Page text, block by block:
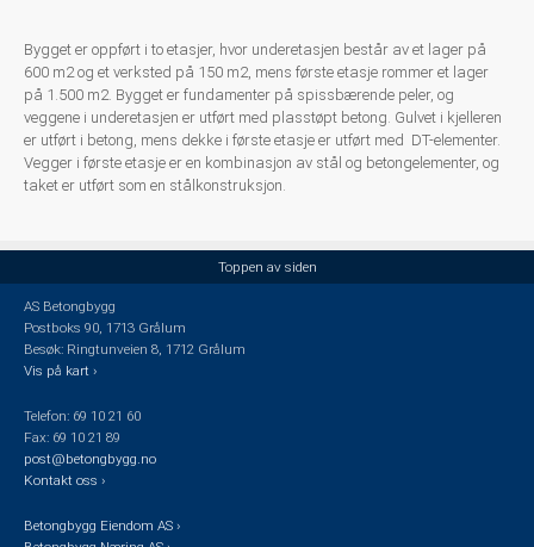
Bygget er oppført i to etasjer, hvor underetasjen består av et lager på
600 m2 og et verksted på 150 m2, mens første etasje rommer et lager
på 1.500 m2. Bygget er fundamenter på spissbærende peler, og
veggene i underetasjen er utført med plasstøpt betong. Gulvet i kjelleren
er utført i betong, mens dekke i første etasje er utført med DT-elementer.
Vegger i første etasje er en kombinasjon av stål og betongelementer, og
taket er utført som en stålkonstruksjon.
Toppen av siden
AS Betongbygg
Postboks 90, 1713 Grålum
Besøk: Ringtunveien 8, 1712 Grålum
Vis på kart ›
Telefon: 69 10 21 60
Fax: 69 10 21 89
post@betongbygg.no
Kontakt oss ›
Betongbygg Eiendom AS ›